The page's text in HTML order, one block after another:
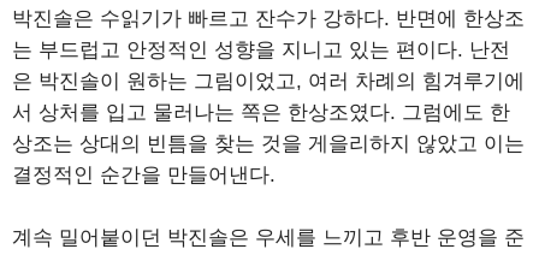
박진솔은 수읽기가 빠르고 잔수가 강하다. 반면에 한상조
는 부드럽고 안정적인 성향을 지니고 있는 편이다. 난전
은 박진솔이 원하는 그림이었고, 여러 차례의 힘겨루기에
서 상처를 입고 물러나는 쪽은 한상조였다. 그럼에도 한
상조는 상대의 빈틈을 찾는 것을 게을리하지 않았고 이는
결정적인 순간을 만들어낸다.
계속 밀어붙이던 박진솔은 우세를 느끼고 후반 운영을 준